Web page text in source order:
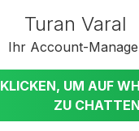
Turan Varal
Ihr Account-
KLICKEN, UM AUF
ZU CHATTEN